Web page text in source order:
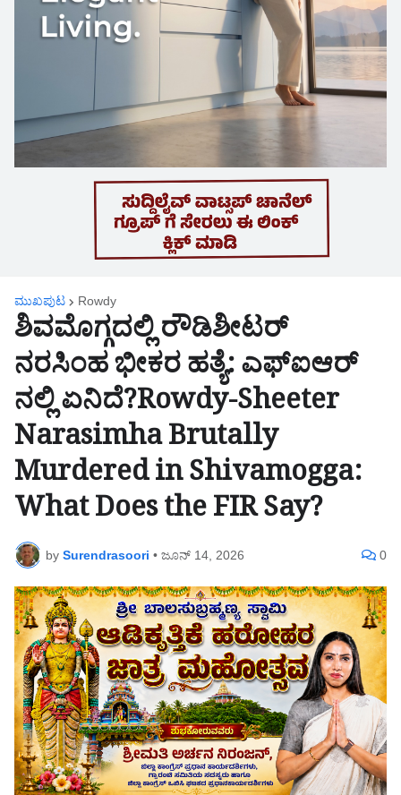
ಮುಖಪುಟ Rowdy
ಶಿವಮೊಗ್ಗದಲ್ಲಿ ರೌಡಿಶೀಟರ್
ನರಸಿಂಹ ಭೀಕರ ಹತ್ಯೆ: ಎಫ್ಐಆರ್
ನಲ್ಲಿ ಏನಿದೆ?Rowdy-Sheeter
Narasimha Brutally
Murdered in Shivamogga:
What Does the FIR Say?
by Surendrasoori • ಜೂನ್ 14, 2026 0